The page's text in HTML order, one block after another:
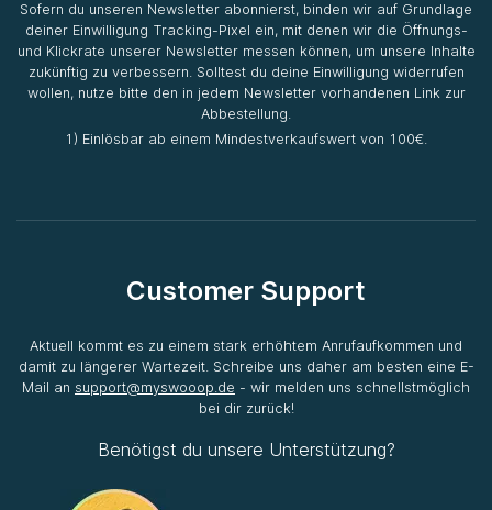
Sofern du unseren Newsletter abonnierst, binden wir auf Grundlage
deiner Einwilligung Tracking-Pixel ein, mit denen wir die Öffnungs-
und Klickrate unserer Newsletter messen können, um unsere Inhalte
zukünftig zu verbessern. Solltest du deine Einwilligung widerrufen
wollen, nutze bitte den in jedem Newsletter vorhandenen Link zur
Abbestellung.
1) Einlösbar ab einem Mindestverkaufswert von 100€.
Customer Support
Aktuell kommt es zu einem stark erhöhtem Anrufaufkommen und
damit zu längerer Wartezeit. Schreibe uns daher am besten eine E-
Mail an support@myswooop.de - wir melden uns schnellstmöglich
bei dir zurück!
Benötigst du unsere Unterstützung?